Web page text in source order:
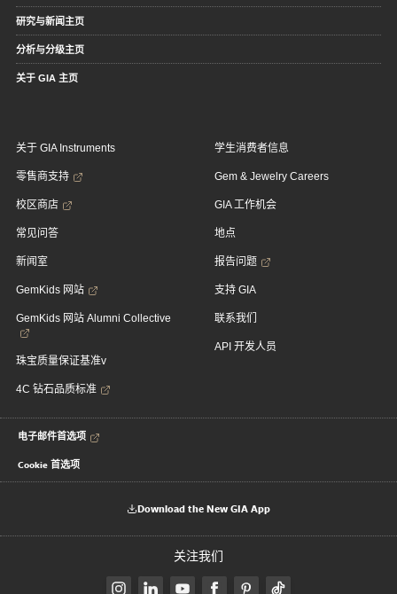
研究与新闻主页
分析与分级主页
关于 GIA 主页
关于 GIA Instruments
零售商支持
校区商店
常见问答
新闻室
GemKids 网站
GemKids 网站 Alumni Collective
珠宝质量保证基准v
4C 钻石品质标准
学生消费者信息
Gem & Jewelry Careers
GIA 工作机会
地点
报告问题
支持 GIA
联系我们
API 开发人员
电子邮件首选项
Cookie 首选项
Download the New GIA App
关注我们